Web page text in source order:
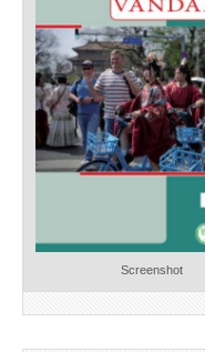
Screenshot